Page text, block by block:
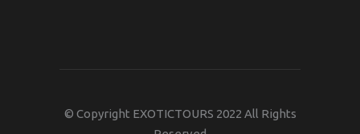
© Copyright EXOTICTOURS 2022 All Rights